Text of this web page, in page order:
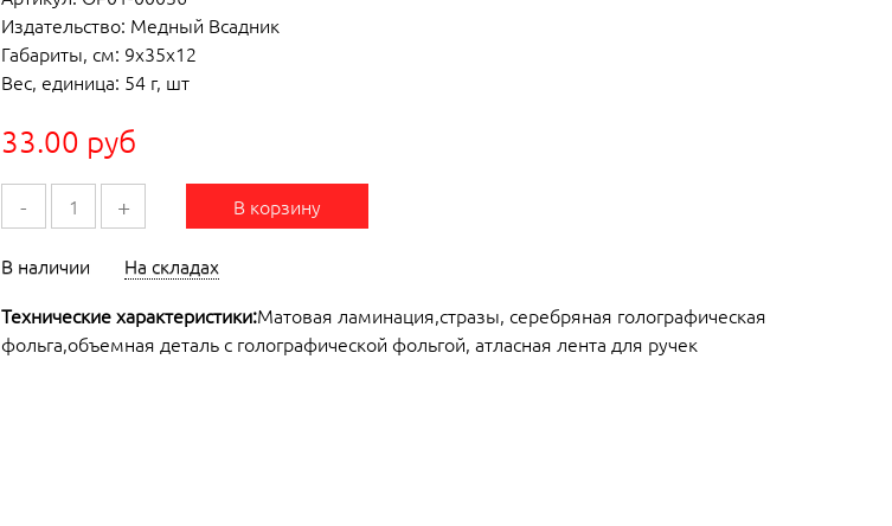
Издательство: Медный Всадник
Габариты, см: 9x35x12
Вес, единица: 54 г, шт
33.00 руб
- + В корзину
В наличии
На складах
Технические характеристики:Матовая ламинация,стразы, серебряная голографическая
фольга,объемная деталь с голографической фольгой, атласная лента для ручек